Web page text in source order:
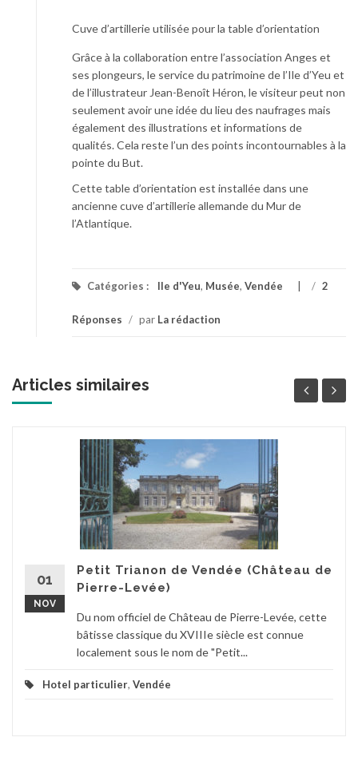
Cuve d’artillerie utilisée pour la table d’orientation
Grâce à la collaboration entre l’association Anges et
ses plongeurs, le service du patrimoine de l’Ile d’Yeu et
de l’illustrateur Jean-Benoît Héron, le visiteur peut non
seulement avoir une idée du lieu des naufrages mais
également des illustrations et informations de
qualités. Cela reste l’un des points incontournables à la
pointe du But.
Cette table d’orientation est installée dans une
ancienne cuve d’artillerie allemande du Mur de
l’Atlantique.
Catégories : Ile d'Yeu, Musée, Vendée / 2
Réponses / par La rédaction
Articles similaires
01
NOV
Petit Trianon de Vendée (Château de
Pierre-Levée)
Du nom officiel de Château de Pierre-Levée, cette
bâtisse classique du XVIIIe siècle est connue
localement sous le nom de "Petit...
Hotel particulier, Vendée